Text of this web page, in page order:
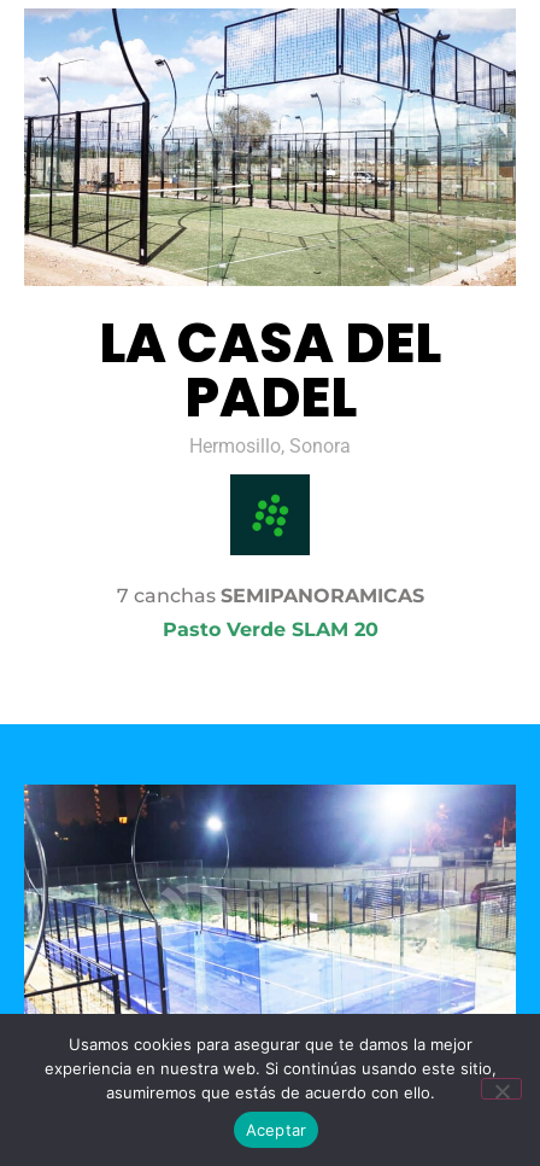
LA CASA DEL
PADEL
Hermosillo, Sonora
7 canchas SEMIPANORAMICAS
Pasto Verde SLAM 20
GO PADEL
Usamos cookies para asegurar que te damos la mejor
experiencia en nuestra web. Si continúas usando este sitio,
asumiremos que estás de acuerdo con ello.
Aceptar